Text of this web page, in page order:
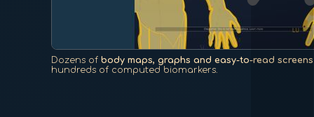
Dozens of body maps, graphs and easy-to-read screens
hundreds of computed biomarkers.